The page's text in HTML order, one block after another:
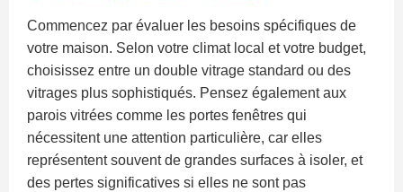
Commencez par évaluer les besoins spécifiques de
votre maison. Selon votre climat local et votre budget,
choisissez entre un double vitrage standard ou des
vitrages plus sophistiqués. Pensez également aux
parois vitrées comme les portes fenêtres qui
nécessitent une attention particulière, car elles
représentent souvent de grandes surfaces à isoler, et
des pertes significatives si elles ne sont pas